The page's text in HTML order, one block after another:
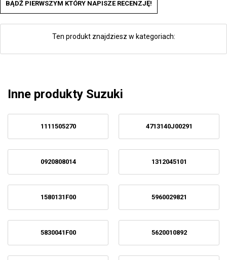
BĄDŹ PIERWSZYM KTÓRY NAPISZE RECENZJĘ!
Ten produkt znajdziesz w kategoriach:
Inne produkty Suzuki
1111505270 4713140J00291
0920808014 1312045101
1580131F00 5960029821
5830041F00 5620010892